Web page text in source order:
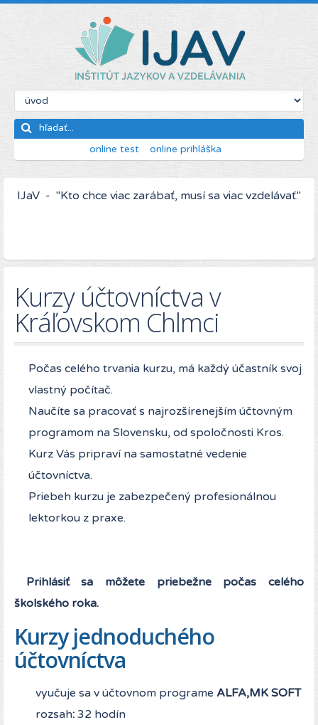
online test online prihláška
IJaV - "Kto chce viac zarábať, musí sa viac vzdelávať."
Kurzy účtovníctva v
Kráľovskom Chlmci
Počas celého trvania kurzu, má každý účastník svoj
vlastný počítač.
Naučíte sa pracovať s najrozšírenejším účtovným
programom na Slovensku, od spoločnosti Kros.
Kurz Vás pripraví na samostatné vedenie
účtovníctva.
Priebeh kurzu je zabezpečený profesionálnou
lektorkou z praxe.
Prihlásiť sa môžete priebežne počas celého
školského roka.
Kurzy jednoduchého
účtovníctva
vyučuje sa v účtovnom programe ALFA,MK SOFT
rozsah: 32 hodín